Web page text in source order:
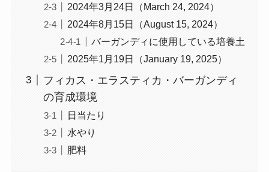
2024年3月24日（March 24, 2024）
2024年8月15日（August 15, 2024）
バーガンディに使用している培養土
2025年1月19日（January 19, 2025）
フィカス・エラスティカ・バーガンディ
の育成環境
日当たり
水やり
肥料